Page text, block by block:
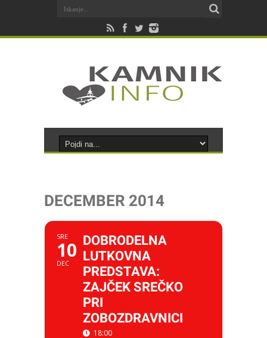
DECEMBER 2014
SRE
10
DEC
DOBRODELNA
LUTKOVNA
PREDSTAVA:
ZAJČEK SREČKO
PRI
ZOBOZDRAVNICI
18:00